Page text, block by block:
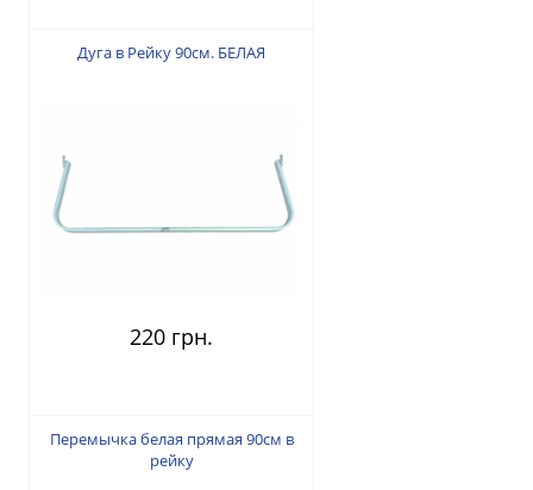
Дуга в Рейку 90см. БЕЛАЯ
220 грн.
Перемычка белая прямая 90см в
рейку